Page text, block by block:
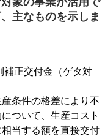
主なものを示しま
補正交付金（ゲタ対
条件の格差により不
ついて、生産コスト
当する額を直接交付